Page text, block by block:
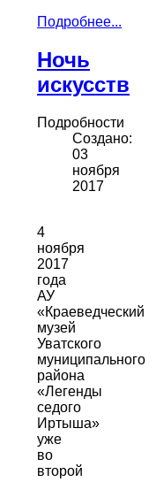
Подробнее...
Ночь
искусств
Подробности
Создано:
03
ноября
2017
4
ноября
2017
года
АУ
«Краеведческий
музей
Уватского
муниципального
района
«Легенды
седого
Иртыша»
уже
во
второй